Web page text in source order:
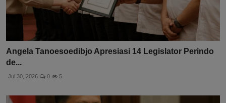
Angela Tanoesoedibjo Apresiasi 14 Legislator Perindo
de...
Jul 30, 2026 0 5